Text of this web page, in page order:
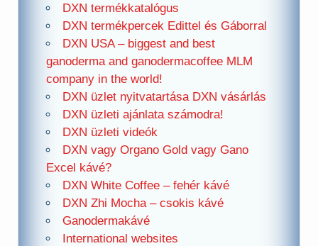
DXN termékkatalógus
DXN termékpercek Edittel és Gáborral
DXN USA – biggest and best
ganoderma and ganodermacoffee MLM
company in the world!
DXN üzlet nyitvatartása DXN vásárlás
DXN üzleti ajánlata számodra!
DXN üzleti videók
DXN vagy Organo Gold vagy Gano
Excel kávé?
DXN White Coffee – fehér kávé
DXN Zhi Mocha – csokis kávé
Ganodermakávé
International websites